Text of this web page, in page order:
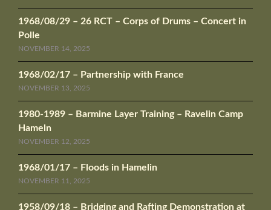
1968/08/29 – 26 RCT – Corps of Drums – Concert in
Polle
NOVEMBER 14, 2025
1968/02/17 – Partnership with France
NOVEMBER 13, 2025
1980-1989 – Barmine Layer Training – Ravelin Camp
Hameln
NOVEMBER 12, 2025
1968/01/17 – Floods in Hamelin
NOVEMBER 11, 2025
1958/09/18 – Bridging and Rafting Demonstration at